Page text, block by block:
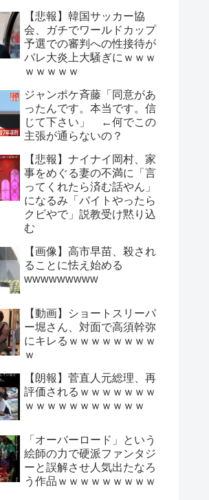
【悲報】韓国サッカー協
会、ガチでワールドカップ
予選での審判への性接待が
バレ大炎上大騒ぎにｗｗｗ
ｗｗｗｗｗ
ジャンポケ斉藤「同意があ
ったんです。本当です。信
じて下さい」 ←何でこの
主張が通らないの？
【悲報】ナイナイ岡村、家
事をめぐる妻の不満に「言
ってくれたら済む話やん」
になるみ「バイトやったら
クビやで」説教受け黙り込
む
【画像】高市早苗、殺され
ることに怯え始める
wwwwwwwww
【動画】ショートスリーパ
ー堀さん、対面で高須幹弥
にキレるｗｗｗｗｗｗｗｗ
ｗ
【朗報】菅直人元総理、再
評価されるｗｗｗｗｗｗｗ
ｗｗｗｗｗｗｗｗｗｗｗ
「オーバーロード」という
絵師の力で硬派ファンタジ
ーと誤解させ人気出たなろ
う作品ｗｗｗｗｗｗｗｗｗ